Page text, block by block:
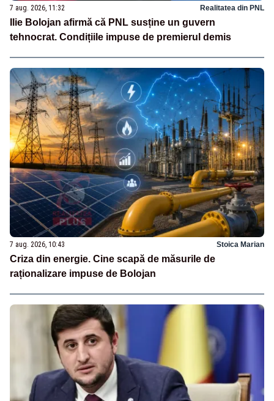
7 aug. 2026, 11:32 Realitatea din PNL
Ilie Bolojan afirmă că PNL susține un guvern
tehnocrat. Condițiile impuse de premierul demis
7 aug. 2026, 10:43 Stoica Marian
Criza din energie. Cine scapă de măsurile de
raționalizare impuse de Bolojan